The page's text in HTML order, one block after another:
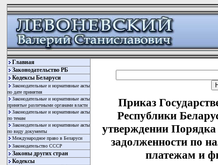
Главная
Законодательство РБ
Кодексы Беларуси
Законодательные и нормативные акты
по дате принятия
Законодательные и нормативные акты
принятые различными органами власти
Законодательные и нормативные акты
по темам
Законодательные и нормативные акты
по виду документы
Международное право в Беларуси
Законодательство СССР
Законы других стран
Кодексы
Приказ
Республики
утверждении Порядка
задолженности по
платежам и